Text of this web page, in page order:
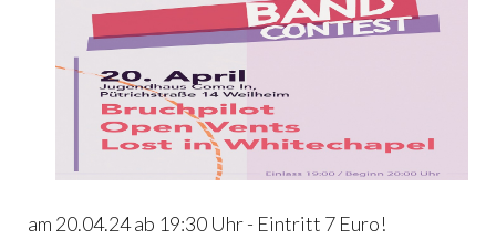
am 20.04.24 ab 19:30 Uhr - Eintritt 7 Euro!